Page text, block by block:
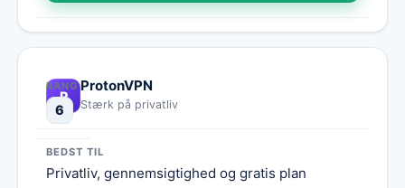
6
P
ProtonVPN
Stærk på privatliv
Privatliv, gennemsigtighed og gratis plan